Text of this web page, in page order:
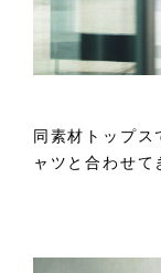
同素材トップス
ャツと合わせ